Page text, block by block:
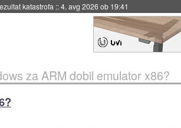
uporabo::4. avg 2026 ob 19:41
za ARM dobil emulator x86?